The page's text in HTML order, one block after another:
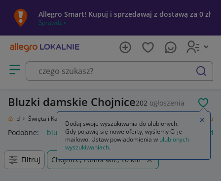
Allegro Smart! Kupuj i sprzedawaj z dostawą za 0 zł
Sprawdź »
Otwórz menu z kategoriami
szukaj
Bluzki damskie Chojnice202 ogłoszenia
Ogród Święta i Karnawał Bluzki
Podobne: bluzka bluzki damskie bluzki na ramiączkach
Filtruj Chojnice, Pomorskie, +0 km
Dodaj swoje wyszukiwania do ulubionych.
Gdy pojawią się nowe oferty, wyślemy Ci je
mailowo. Ustaw powiadomienia w ulubionych
wyszukiwaniach.